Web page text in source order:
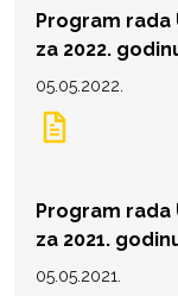
Program rada
za 2022.
05.05.2022.
Program rada
za 2021.
05.05.2021.